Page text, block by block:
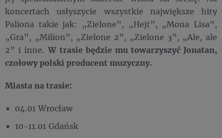
koncertach usłyszycie wszystkie największe hity
Paliona takie jak: „Zielone”, „Hejt”, „Mona Lisa”,
„Gra”, „Milion”, „Zielone 2”, „Zielone 3”, „Ale, ale
2” i inne.W trasie będzie mu towarzyszyć Jonatan,
czołowy polski producent muzyczny.
Miasta na trasie:
04.01 Wrocław
10-11.01 Gdańsk